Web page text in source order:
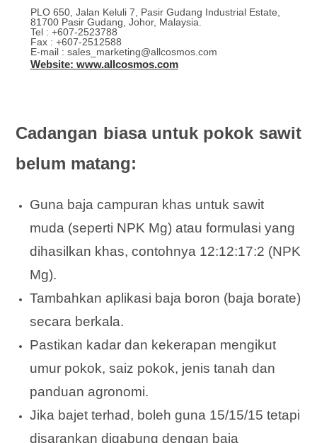
PLO 650, Jalan Keluli 7, Pasir Gudang Industrial Estate,
81700 Pasir Gudang, Johor, Malaysia.
Tel : +607-2523788
Fax : +607-2512588
E-mail : sales_marketing@allcosmos.com
Website: www.allcosmos.com
Cadangan biasa untuk pokok sawit
belum matang:
Guna baja campuran khas untuk sawit
muda (seperti NPK Mg) atau formulasi yang
dihasilkan khas, contohnya 12:12:17:2 (NPK
Mg).
Tambahkan aplikasi baja boron (baja borate)
secara berkala.
Pastikan kadar dan kekerapan mengikut
umur pokok, saiz pokok, jenis tanah dan
panduan agronomi.
Jika bajet terhad, boleh guna 15/15/15 tetapi
disarankan digabung dengan baja